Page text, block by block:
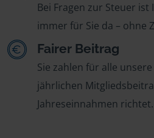
Bei Fragen zur Steuer
immer für Sie da – ohne
Fairer Beitrag
Sie zahlen für alle
jährlichen
Jahreseinnahmen richtet.